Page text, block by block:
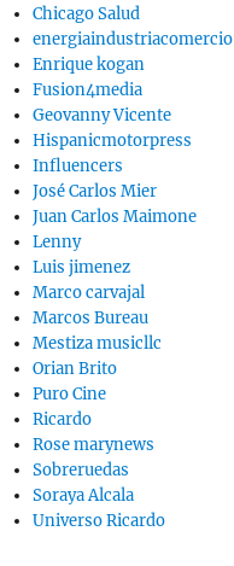
Chicago Salud
energiaindustriacomercio
Enrique kogan
Fusion4media
Geovanny Vicente
Hispanicmotorpress
Influencers
José Carlos Mier
Juan Carlos Maimone
Lenny
Luis jimenez
Marco carvajal
Marcos Bureau
Mestiza musicllc
Orian Brito
Puro Cine
Ricardo
Rose marynews
Sobreruedas
Soraya Alcala
Universo Ricardo